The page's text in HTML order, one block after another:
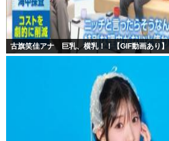
古旗笑佳アナ 巨乳、横乳！！【GIF動画あり】